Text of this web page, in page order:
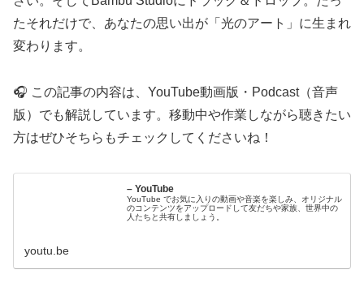
たそれだけで、あなたの思い出が「光のアート」に生まれ
変わります。
🎧 この記事の内容は、YouTube動画版・Podcast（音声
版）でも解説しています。移動中や作業しながら聴きたい
方はぜひそちらもチェックしてくださいね！
– YouTube
YouTube でお気に入りの動画や音楽を楽しみ、オリジナル
のコンテンツをアップロードして友だちや家族、世界中の
人たちと共有しましょう。
youtu.be